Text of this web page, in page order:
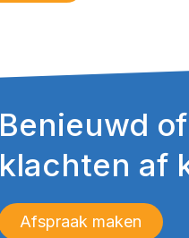
Benieuwd
klachten af
Afspraak maken